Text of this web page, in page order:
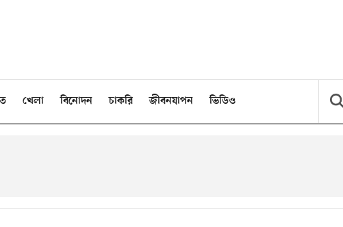
খেলা বিনোদন চাকরি জীবনযাপন ভিডিও